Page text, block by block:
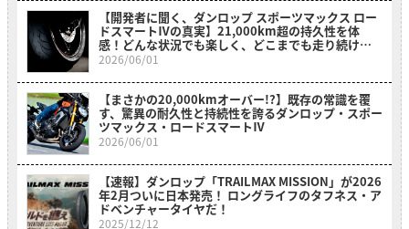
【開発者に聞く、ダンロップ スポーツマックス ロー
ドスマートⅣの真実】21,000km超の持久性を体
感！どんな状況でも楽しく、どこまでも走り続けた
くなる
2026/06/01
【まさかの20,000kmオーバー!?】既存の常識を覆
す、驚異の耐久性と持続性を誇るダンロップ・スポー
ツマックス・ロードスマートⅣ
2026/06/01
【速報】ダンロップ「TRAILMAX MISSION」が2026
年2月ついに日本発売！ ロングライフのタフネス・ア
ドベンチャータイヤだ！
2025/12/12